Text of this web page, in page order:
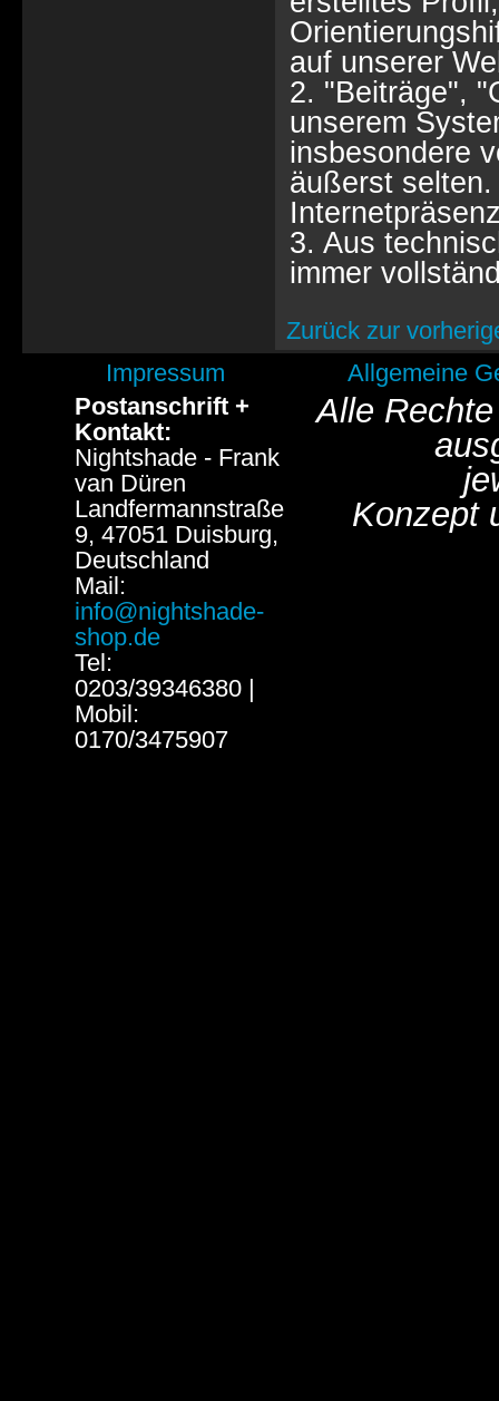
auf unserer
2. "Beiträge",
unserem
insbesondere
äußerst
3. Aus
immer
Zurück zur
Impressum
Allgemeine
Postanschrift +
Kontakt:
Nightshade - Frank
van Düren
Landfermannstraße
9, 47051 Duisburg,
Deutschland
Mail:
info@nightshade-
shop.de
Tel:
0203/39346380 |
Mobil:
0170/3475907
Alle
Konzept